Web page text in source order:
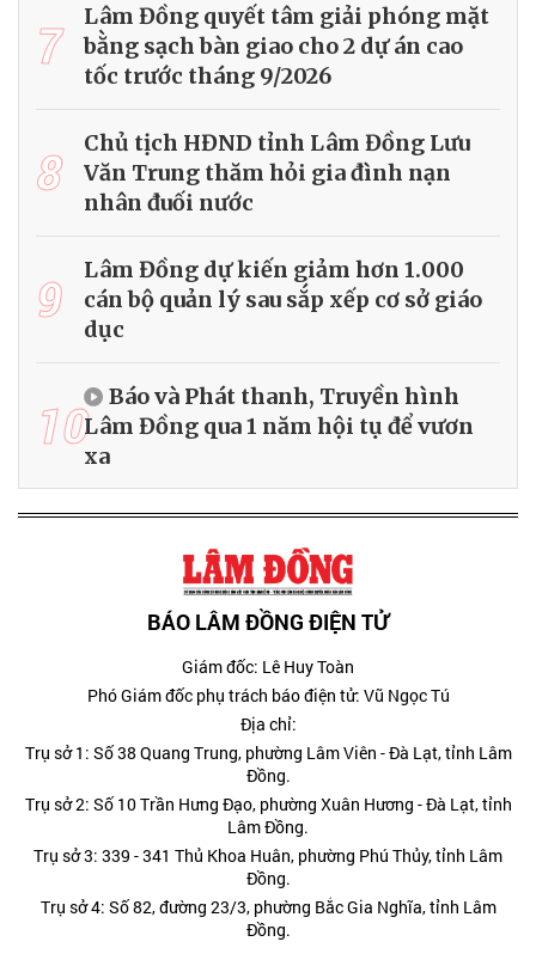
7
Lâm Đồng quyết tâm giải phóng mặt
bằng sạch bàn giao cho 2 dự án cao
tốc trước tháng 9/2026
8
Chủ tịch HĐND tỉnh Lâm Đồng Lưu
Văn Trung thăm hỏi gia đình nạn
nhân đuối nước
9
Lâm Đồng dự kiến giảm hơn 1.000
cán bộ quản lý sau sắp xếp cơ sở giáo
dục
10
Báo và Phát thanh, Truyền hình
Lâm Đồng qua 1 năm hội tụ để vươn
xa
BÁO LÂM ĐỒNG ĐIỆN TỬ
Giám đốc: Lê Huy Toàn
Phó Giám đốc phụ trách báo điện tử: Vũ Ngọc Tú
Địa chỉ:
Trụ sở 1: Số 38 Quang Trung, phường Lâm Viên - Đà Lạt, tỉnh Lâm
Đồng.
Trụ sở 2: Số 10 Trần Hưng Đạo, phường Xuân Hương - Đà Lạt, tỉnh
Lâm Đồng.
Trụ sở 3: 339 - 341 Thủ Khoa Huân, phường Phú Thủy, tỉnh Lâm
Đồng.
Trụ sở 4: Số 82, đường 23/3, phường Bắc Gia Nghĩa, tỉnh Lâm
Đồng.